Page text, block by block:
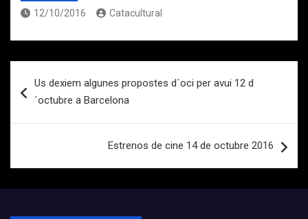
12/10/2016 Catacultural
de
Us dexiem algunes propostes d´oci per avui 12 d
´octubre a Barcelona
Estrenos de cine 14 de octubre 2016